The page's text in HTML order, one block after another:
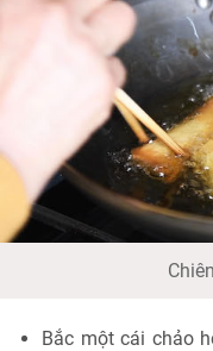
Bắc một cái chảo